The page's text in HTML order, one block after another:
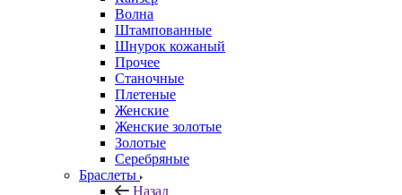
Волна
Штампованные
Шнурок кожаный
Прочее
Станочные
Плетеные
Женские
Женские золотые
Золотые
Серебряные
Браслеты
Назад